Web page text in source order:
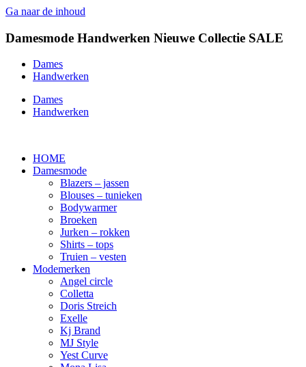
Ga naar de inhoud
Damesmode Handwerken Nieuwe Collectie SALE
Dames
Handwerken
Dames
Handwerken
HOME
Damesmode
Blazers – jassen
Blouses – tunieken
Bodywarmer
Broeken
Jurken – rokken
Shirts – tops
Truien – vesten
Modemerken
Angel circle
Colletta
Doris Streich
Exelle
Kj Brand
MJ Style
Yest Curve